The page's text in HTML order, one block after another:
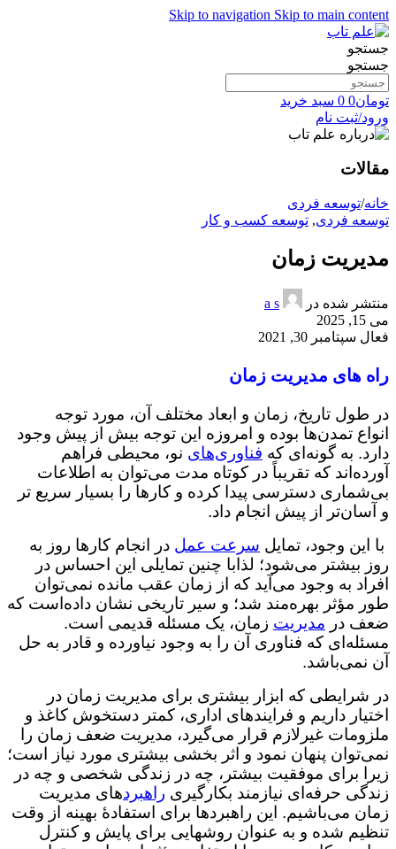
Skip to navigation Skip to main content
جستجو
جستجو
تومان0
0 سبد خرید
ورود/ثبت نام
مقالات
خانه/توسعه فردی
توسعه فردی, توسعه کسب و کار
مدیریت زمان
منتشر شده در
a s
می 15, 2025
فعال سپتامبر 30, 2021
راه های مدیریت زمان
در طول تاریخ، زمان و ابعاد مختلف آن، مورد توجه
انواع تمدن‌ها بوده و امروزه این توجه بیش از پیش وجود
دارد. به گونه‌ای که فناوری‌های نو، محیطی فراهم
آورده‌اند که تقریباً در کوتاه مدت می‌توان به اطلاعات
بی‌شماری دسترسی پیدا کرده و کارها را بسیار سریع تر
و آسان‌تر از پیش انجام داد.
با این وجود، تمایل سرعت عمل در انجام کارها روز به
روز بیشتر می‌شود؛ لذابا چنین تمایلی این احساس در
افراد به وجود می‌آید که از زمان عقب مانده نمی‌توان
طور مؤثر بهره‌مند شد؛ و سیر تاریخی نشان داده‌است که
ضعف در مدیریت زمان، یک مسئله قدیمی است.
مسئله‌ای که فناوری آن را به وجود نیاورده و قادر به حل
آن نمی‌باشد.
در شرایطی که ابزار بیشتری برای مدیریت زمان در
اختیار داریم و فرایندهای اداری، کمتر دستخوش کاغذ و
ملزومات غیرلازم قرار می‌گیرد، مدیریت ضعف زمان را
نمی‌توان پنهان نمود و اثر بخشی بیشتری مورد نیاز است؛
زیرا برای موفقیت بیشتر، چه در زندگی شخصی و چه در
زندگی حرفه‌ای نیازمند بکارگیری راهبردهای مدیریت
زمان می‌باشیم. این راهبردها برای استفادهٔ بهینه از وقت
تنظیم شده و به عنوان روشهایی برای پایش و کنترل